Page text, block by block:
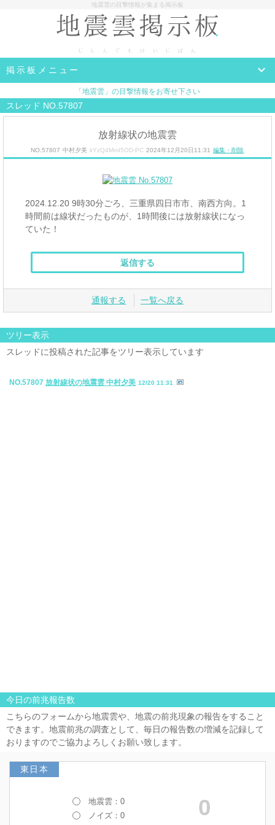
地震雲の目撃情報が集まる掲示板
掲示板メニュー
「地震雲」の目撃情報をお寄せ下さい
スレッド NO.57807
放射線状の地震雲
NO.57807 中村夕美 kYzQ4MmI5OD-PC 2024年12月20日11:31 編集・削除
2024.12.20 9時30分ごろ、三重県四日市市、南西方向。1
時間前は線状だったものが、1時間後には放射線状になっ
ていた！
返信する
通報する 一覧へ戻る
ツリー表示
スレッドに投稿された記事をツリー表示しています
NO.57807 放射線状の地震雲 中村夕美 12/20 11:31
今日の前兆報告数
こちらのフォームから地震雲や、地震の前兆現象の報告をすること
できます。地震前兆の調査として、毎日の報告数の増減を記録して
おりますのでご協力よろしくお願い致します。
東日本